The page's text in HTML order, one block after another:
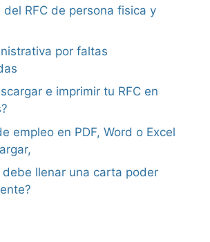
del RFC de persona fisica y
por faltas
e imprimir tu RFC en
empleo en PDF, Word o Excel
debe llenar una carta poder